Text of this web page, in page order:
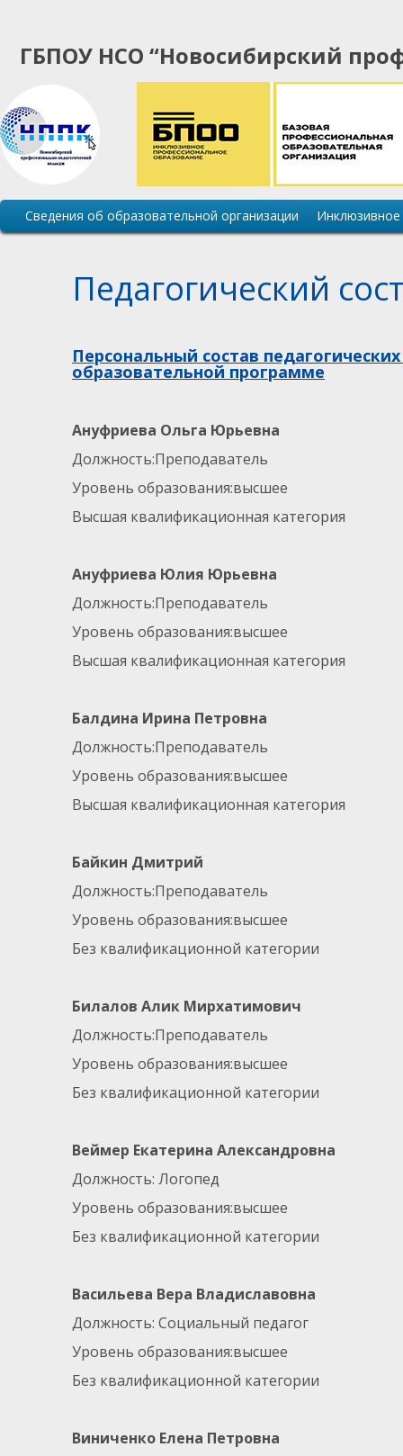
ГБПОУ НСО “Новосибирский
Основная
навигация
Сведения об образовательной организации
Педагогический
Персональный состав
образовательной программе
Ануфриева Ольга Юрьевна
Должность:Преподаватель
Уровень образования:высшее
Высшая квалификационная категория
Ануфриева Юлия Юрьевна
Должность:Преподаватель
Уровень образования:высшее
Высшая квалификационная категория
Балдина Ирина Петровна
Должность:Преподаватель
Уровень образования:высшее
Высшая квалификационная категория
Байкин Дмитрий
Должность:Преподаватель
Уровень образования:высшее
Без квалификационной категории
Билалов Алик Мирхатимович
Должность:Преподаватель
Уровень образования:высшее
Без квалификационной категории
Веймер Екатерина Александровна
Должность: Логопед
Уровень образования:высшее
Без квалификационной категории
Васильева Вера Владиславовна
Должность: Социальный педагог
Уровень образования:высшее
Без квалификационной категории
Виниченко Елена Петровна